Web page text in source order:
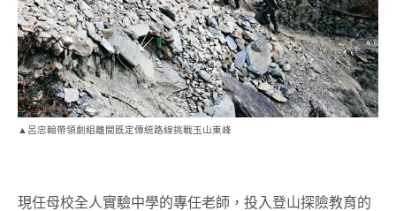
▲呂忠翰帶領劇組離開既定傳統路線挑戰玉山東峰
現任母校全人實驗中學的專任老師，投入登山探險教育的